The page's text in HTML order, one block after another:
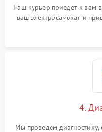
Наш курьер приедет к вам
ваш электросамокат и
4.
Мы проведем диагностику,